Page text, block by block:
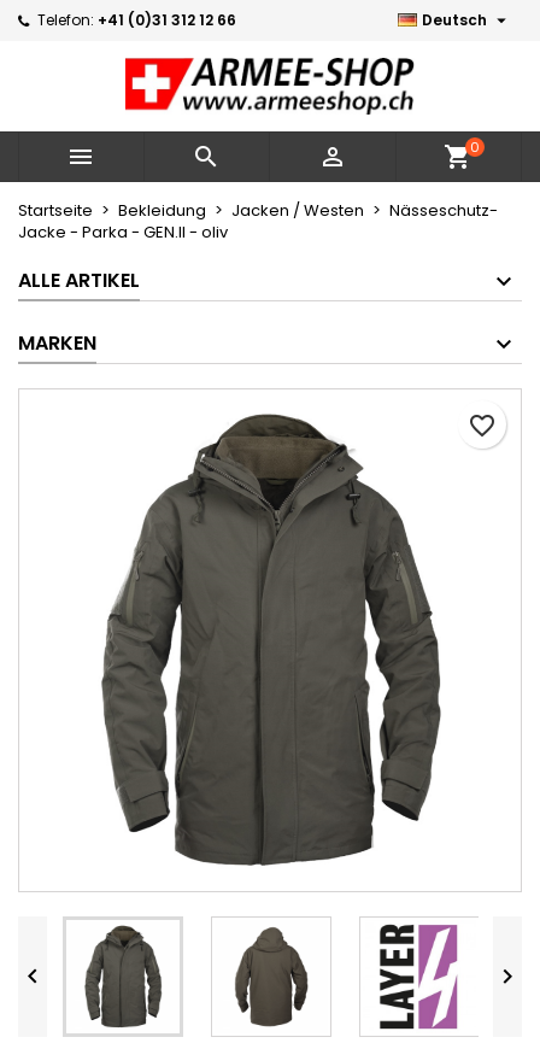
Telefon: +41 (0)31 312 12 66 Deutsch 
   shopping_cart0
Startseite Bekleidung Jacken / Westen
Nässeschutz-
Jacke - Parka - GEN.II - oliv
ALLE ARTIKEL
MARKEN
 
favorite_border
×
Neue Liste erstellen
×
Name der Wunschliste
Abbrechen
×
Sie müssen angemeldet sein, um Artikel Ihrer
Wunschliste hinzufügen zu können.
Abbrechen Anmelden